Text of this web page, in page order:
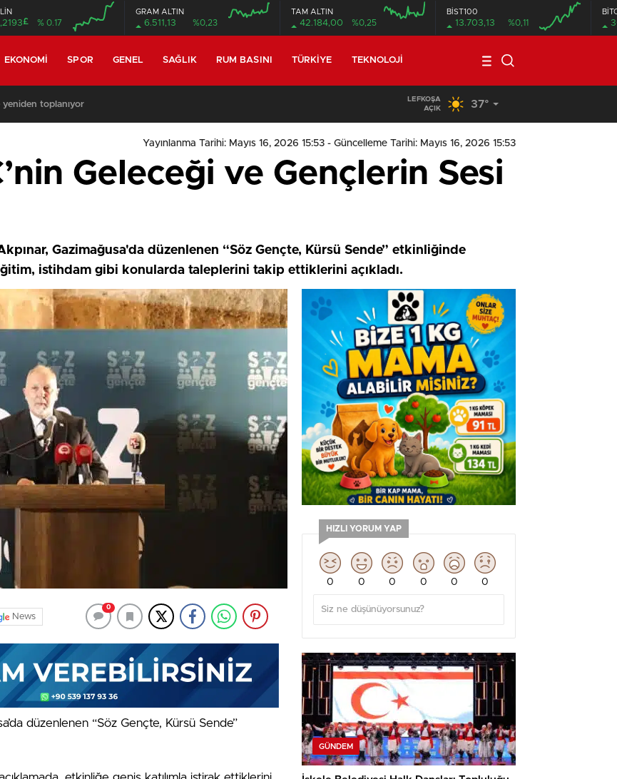
£ % 0.17
GRAM ALTIN
6.511,13 %0,23
TAM ALTIN
42.184,00 %0,25
BİST100
13.703,13 %0,11
EKONOMI SPOR GENEL SAĞLIK RUM BASINI TÜRKIYE TEKNOLOJI
yeniden toplanıyor Seyir Halindeki Araç Alev Aldı, Korku Dolu Anlar
LEFKOŞA
AÇIK
37°
Yayınlanma Tarihi: Mayıs 16, 2026 15:53 - Güncelleme Tarihi: Mayıs 16, 2026 15:53
Geleceği ve Gençlerin Sesi
Gazimağusa'da düzenlenen “Söz Gençte, Kürsü Sende” etkinliğinde
istihdam gibi konularda taleplerini takip ettiklerini açıkladı.
News
0
düzenlenen “Söz Gençte, Kürsü Sende”
HIZLI YORUM YAP
0 0 0 0 0 0
GÜNDEM